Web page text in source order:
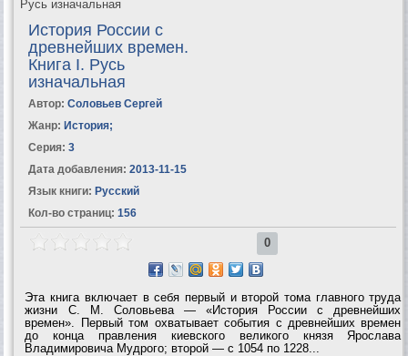
История России с
древнейших времен.
Книга I. Русь
изначальная
Автор: Соловьев Сергей
Жанр: История;
Серия: 3
Дата добавления: 2013-11-15
Язык книги: Русский
Кол-во страниц: 156
0
Эта книга включает в себя первый и второй тома главного труда
жизни С. М. Соловьева — «История России с древнейших
времен». Первый том охватывает события с древнейших времен
до конца правления киевского великого князя Ярослава
Владимировича Мудрого; второй — с 1054 по 1228...